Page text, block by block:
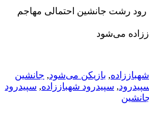
رشت جانشین احتمالی مهاجم
می‌شود
, بازیکن می‌شود, جانشین
, سپیدرود شهباززاده, سپیدرود